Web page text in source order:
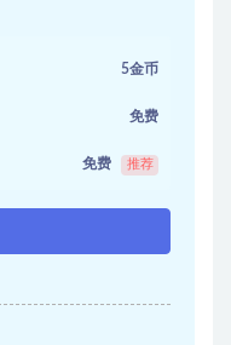
5金币
免费
免费 推荐